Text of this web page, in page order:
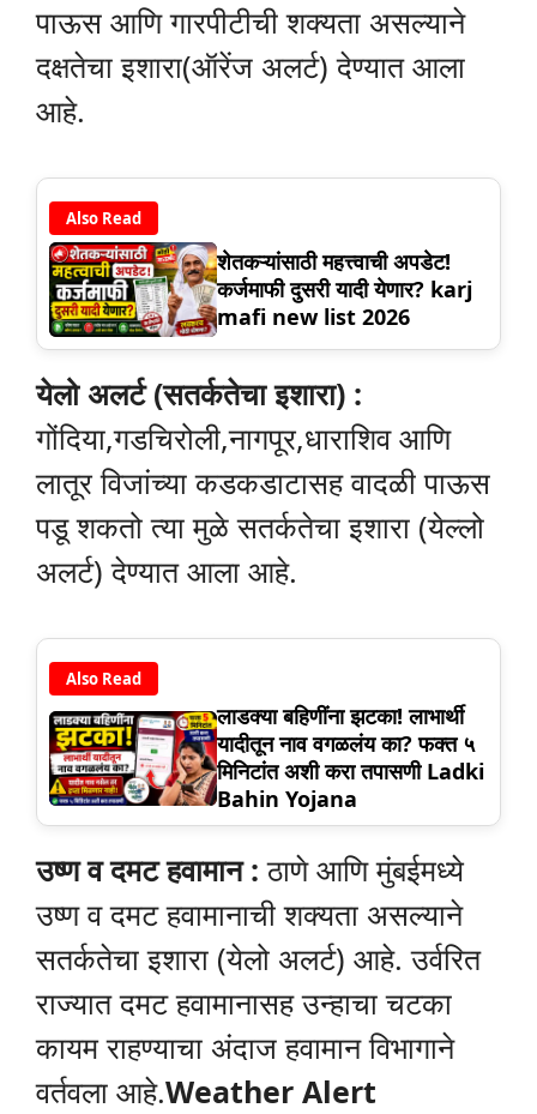
पाऊस आणि गारपीटीची शक्यता असल्याने
दक्षतेचा इशारा(ऑरेंज अलर्ट) देण्यात आला
आहे.
Also Read
शेतकऱ्यांसाठी महत्त्वाची अपडेट!
कर्जमाफी दुसरी यादी येणार? karj
mafi new list 2026
येलो अलर्ट (सतर्कतेचा इशारा) :
गोंदिया,गडचिरोली,नागपूर,धाराशिव आणि
लातूर विजांच्या कडकडाटासह वादळी पाऊस
पडू शकतो त्या मुळे सतर्कतेचा इशारा (येल्लो
अलर्ट) देण्यात आला आहे.
Also Read
लाडक्या बहिणींना झटका! लाभार्थी
यादीतून नाव वगळलंय का? फक्त ५
मिनिटांत अशी करा तपासणी Ladki
Bahin Yojana
उष्ण व दमट हवामान :ठाणे आणि मुंबईमध्ये
उष्ण व दमट हवामानाची शक्यता असल्याने
सतर्कतेचा इशारा (येलो अलर्ट) आहे. उर्वरित
राज्यात दमट हवामानासह उन्हाचा चटका
कायम राहण्याचा अंदाज हवामान विभागाने
वर्तवला आहे.Weather Alert